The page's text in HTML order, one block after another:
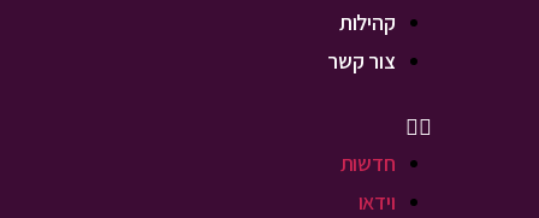
קהילות
צור קשר
חדשות
וידאו